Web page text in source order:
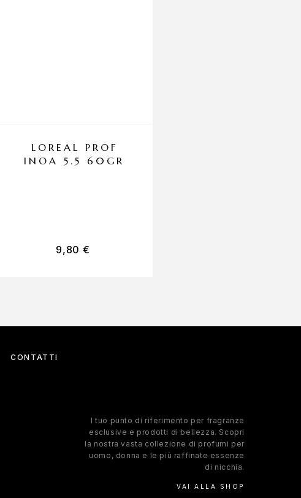
LOREAL PROF
INOA 5.5 60GR
9,80€
CONTATTI
l tuo punto di riferimento per fragranze
esclusive e prodotti di bellezza. Scopri
la nostra vasta collezione di profumi per
uomo, donna e le più raffinate essenze
di nicchia.
VAI ALLA SHOP